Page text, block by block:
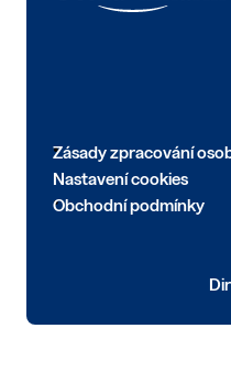
Zásady zpracování
Nastavení cookies
Obchodní podmínky